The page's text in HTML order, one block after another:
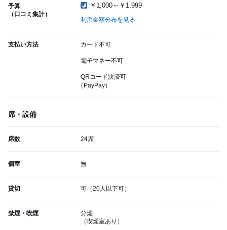
予算
（口コミ集計）
￥1,000～￥1,999
利用金額分布を見る
支払い方法 カード不可
電子マネー不可
QRコード決済可
（PayPay）
席・設備
席数 24席
個室 無
貸切 可（20人以下可）
禁煙・喫煙
分煙
（喫煙室あり）